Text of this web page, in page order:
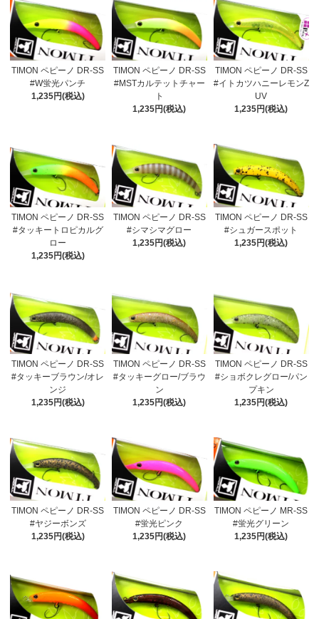
TIMON ペピーノ DR-SS
#W蛍光パンチ
1,235円(税込)
TIMON ペピーノ DR-SS
#MSTカルテットチャー
ト
1,235円(税込)
TIMON ペピーノ DR-SS
#イトカツハニーレモンZ
UV
1,235円(税込)
TIMON ペピーノ DR-SS
#タッキートロピカルグ
ロー
1,235円(税込)
TIMON ペピーノ DR-SS
#シマシマグロー
1,235円(税込)
TIMON ペピーノ DR-SS
#シュガースポット
1,235円(税込)
TIMON ペピーノ DR-SS
#タッキーブラウン/オレ
ンジ
1,235円(税込)
TIMON ペピーノ DR-SS
#タッキーグロー/ブラウ
ン
1,235円(税込)
TIMON ペピーノ DR-SS
#ショボクレグロー/パン
プキン
1,235円(税込)
TIMON ペピーノ DR-SS
#ヤジーボンズ
1,235円(税込)
TIMON ペピーノ DR-SS
#蛍光ピンク
1,235円(税込)
TIMON ペピーノ MR-SS
#蛍光グリーン
1,235円(税込)